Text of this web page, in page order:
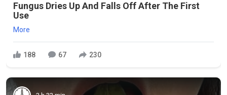
Fungus Dries Up And Falls Off After The First
Use
More
188 67 230